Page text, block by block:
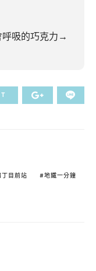
呼吸的巧克力→
丁目前站
地鐵一分鐘